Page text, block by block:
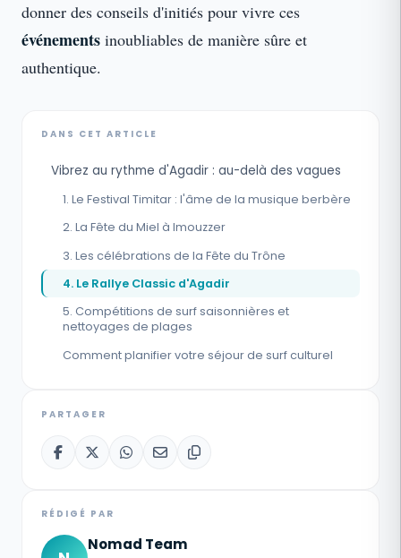
donner des conseils d'initiés pour vivre ces
événements inoubliables de manière sûre et
authentique.
DANS CET ARTICLE
Vibrez au rythme d'Agadir : au-delà des vagues
1. Le Festival Timitar : l'âme de la musique berbère
2. La Fête du Miel à Imouzzer
3. Les célébrations de la Fête du Trône
4. Le Rallye Classic d'Agadir
5. Compétitions de surf saisonnières et
nettoyages de plages
Comment planifier votre séjour de surf culturel
PARTAGER
RÉDIGÉ PAR
Nomad Team